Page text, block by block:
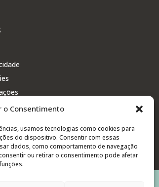
o Consentimento
usamos tecnologias como cookies para
do dispositivo. Consentir com essas
dados, como comportamento de navegação
ou retirar o consentimento pode afetar